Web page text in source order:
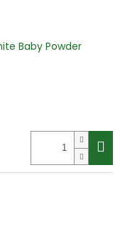
Baby Powder